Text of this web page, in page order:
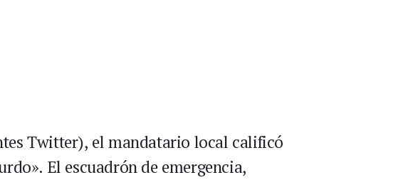
Twitter), el mandatario local calificó
El escuadrón de emergencia,